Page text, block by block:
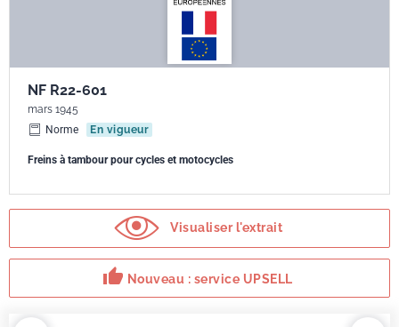
NF R22-601
mars 1945
Norme
En vigueur
Freins à tambour pour cycles et motocycles
Visualiser l'extrait
thumb_up Nouveau : service UPSELL